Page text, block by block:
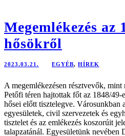
Megemlékezés az
hősökről
2023.03.21. EGYÉB, HÍREK
A megemlékezésen résztvevők,
Petőfi téren hajtottak főt az 1848/49-
hősei előtt tisztelegve. Városunkban
egyesületek, civil szervezetek és
tisztelet és az emlékezés koszorúit
talapzatánál. Egyesületünk nevében